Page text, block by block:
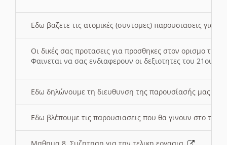
Εδω βαζετε τις ατομικές (συντομες) παρουσιασεις για
Οι δικές σας προτασεις για προσθηκες στον ορισμο
Φαινεται να σας ενδιαφερουν οι δεξιοτητες του 21ου
Εδω δηλώνουμε τη διευθυνση της παρουσίασής μας
Εδω βλέπουμε τις παρουσιασεις που θα γινουν στο